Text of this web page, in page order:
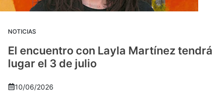
NOTICIAS
El encuentro con Layla Martínez tendrá
lugar el 3 de julio
10/06/2026